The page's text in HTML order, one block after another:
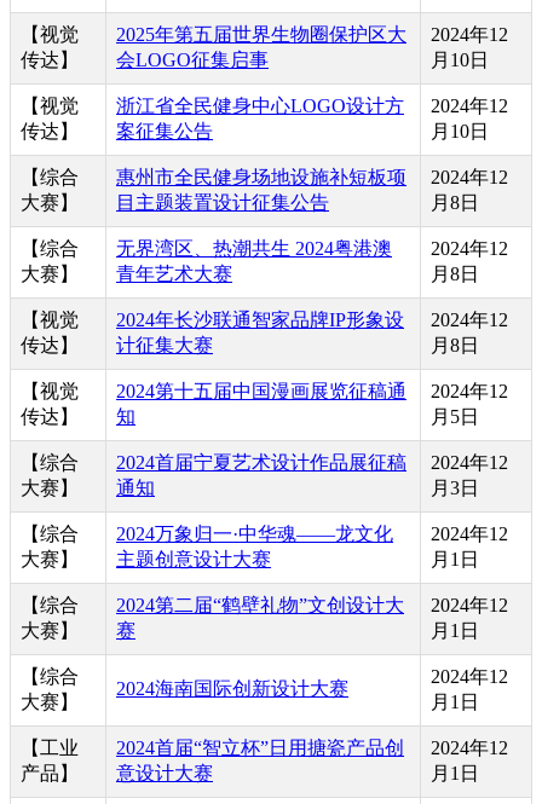
【视觉
传达】
2025年第五届世界生物圈保护区大
会LOGO征集启事
2024年12
月10日
【视觉
传达】
浙江省全民健身中心LOGO设计方
案征集公告
2024年12
月10日
【综合
大赛】
惠州市全民健身场地设施补短板项
目主题装置设计征集公告
2024年12
月8日
【综合
大赛】
无界湾区、热潮共生 2024粤港澳
青年艺术大赛
2024年12
月8日
【视觉
传达】
2024年长沙联通智家品牌IP形象设
计征集大赛
2024年12
月8日
【视觉
传达】
2024第十五届中国漫画展览征稿通
知
2024年12
月5日
【综合
大赛】
2024首届宁夏艺术设计作品展征稿
通知
2024年12
月3日
【综合
大赛】
2024万象归一·中华魂——龙文化
主题创意设计大赛
2024年12
月1日
【综合
大赛】
2024第二届“鹤壁礼物”文创设计大
赛
2024年12
月1日
【综合
大赛】
2024海南国际创新设计大赛
2024年12
月1日
【工业
产品】
2024首届“智立杯”日用搪瓷产品创
意设计大赛
2024年12
月1日